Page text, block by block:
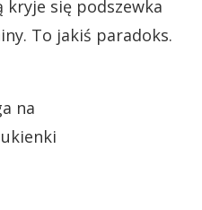
kryje się podszewka
To jakiś paradoks.